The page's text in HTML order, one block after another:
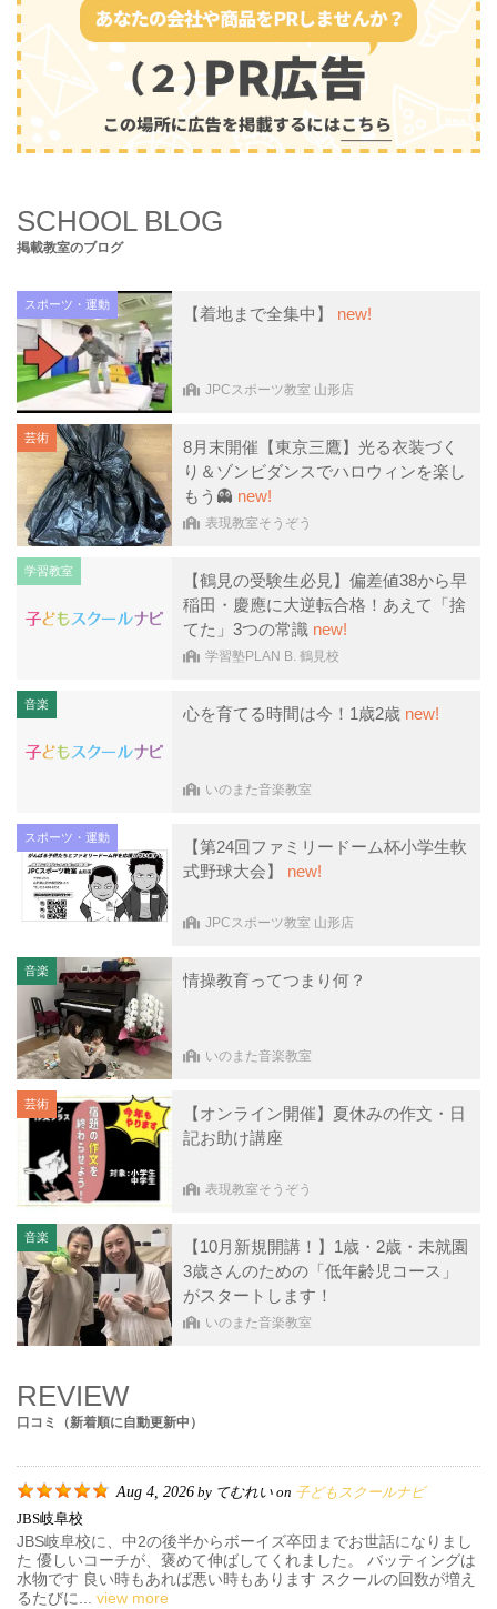
SCHOOL BLOG
掲載教室のブログ
スポーツ・運動 【着地まで全集中】 new!
JPCスポーツ教室 山形店
芸術
8月末開催【東京三鷹】光る衣装づく
り＆ゾンビダンスでハロウィンを楽し
もう👻 new!
表現教室そうぞう
学習教室
【鶴見の受験生必見】偏差値38から早
稲田・慶應に大逆転合格！あえて「捨
てた」3つの常識 new!
学習塾PLAN B. 鶴見校
音楽 心を育てる時間は今！1歳2歳 new!
いのまた音楽教室
スポーツ・運動
【第24回ファミリードーム杯小学生軟
式野球大会】 new!
JPCスポーツ教室 山形店
音楽 情操教育ってつまり何？
いのまた音楽教室
芸術
【オンライン開催】夏休みの作文・日
記お助け講座
表現教室そうぞう
音楽
【10月新規開講！】1歳・2歳・未就園
3歳さんのための「低年齢児コース」
がスタートします！
いのまた音楽教室
REVIEW
口コミ（新着順に自動更新中）
Aug 4, 2026 by てむれい on 子どもスクールナビ
JBS岐阜校
JBS岐阜校に、中2の後半からボーイズ卒団までお世話になりまし
た 優しいコーチが、褒めて伸ばしてくれました。 バッティングは
水物です 良い時もあれば悪い時もあります スクールの回数が増え
るたびに... view more